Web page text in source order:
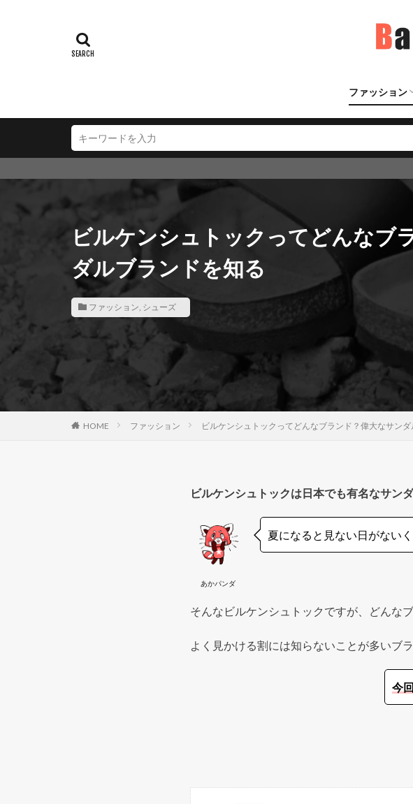
ファッション
トップス＆
パンツ
アクセサリ
シューズ
こ
ビルケンシュトックってどんなブ
ダルブランドを知る
ファッション, シューズ
HOME ファッション ビルケンシュトックってどんなブランド？偉大なサン
ビルケンシュトックは日本でも有名なサン
あかパンダ
夏になると見ない日がない
そんなビルケンシュトックですが、どんな
よく見かける割には知らないことが多いブ
今